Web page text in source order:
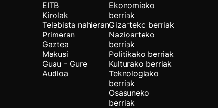
EITB
Kirolak
Telebista nahieran
Primeran
Gaztea
Makusi
Guau - Gure
Audioa
Ekonomiako
berriak
Gizarteko berriak
Nazioarteko
berriak
Politikako berriak
Kulturako berriak
Teknologiako
berriak
Osasuneko
berriak